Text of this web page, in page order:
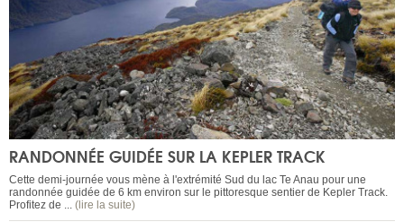
RANDONNÉE GUIDÉE SUR LA KEPLER TRACK
Cette demi-journée vous mène à l'extrémité Sud du lac Te Anau pour une
randonnée guidée de 6 km environ sur le pittoresque sentier de Kepler Track.
Profitez de ... (lire la suite)